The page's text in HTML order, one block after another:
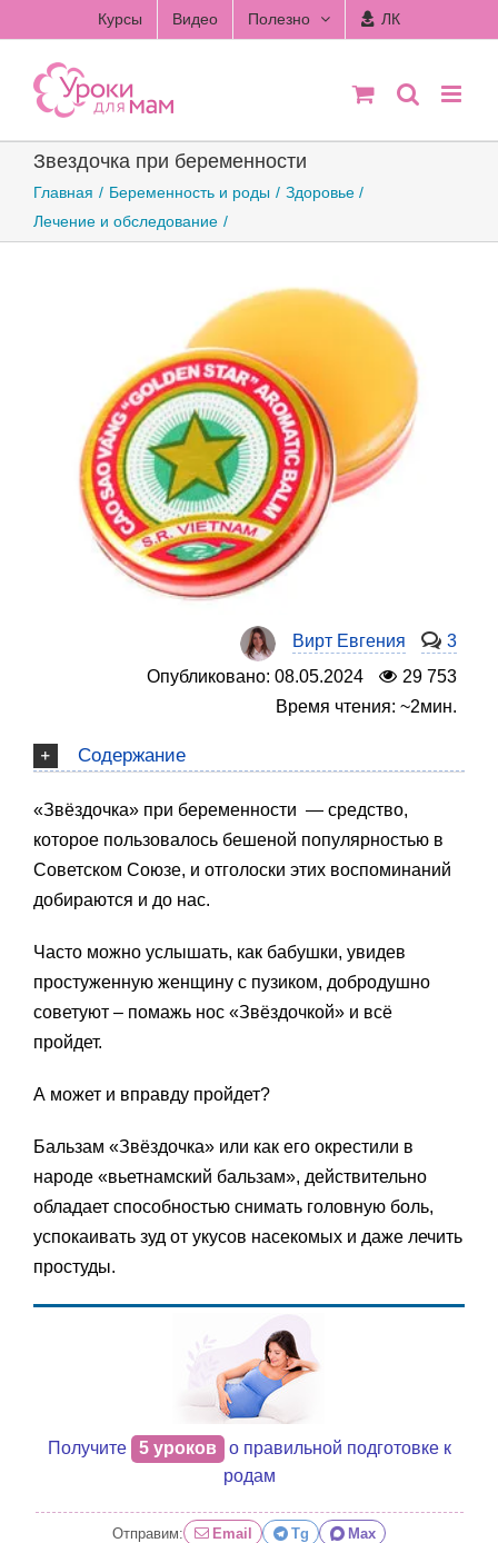
to
content
Курсы Видео Полезно ЛК
Звездочка при беременности
Главная Беременность и роды
Здоровье
Лечение и обследование
Вирт Евгения
3
Опубликовано: 08.05.2024
29 753
Время чтения: ~2мин.
Содержание
«Звёздочка» при беременности — средство,
которое пользовалось бешеной популярностью в
Советском Союзе, и отголоски этих воспоминаний
добираются и до нас.
Часто можно услышать, как бабушки, увидев
простуженную женщину с пузиком, добродушно
советуют – помажь нос «Звёздочкой» и всё
пройдет.
А может и вправду пройдет?
Бальзам «Звёздочка» или как его окрестили в
народе «вьетнамский бальзам», действительно
обладает способностью снимать головную боль,
успокаивать зуд от укусов насекомых и даже лечить
простуды.
Получите 5 уроков
о правильной подготовке к
родам
Отправим: Email Tg Max